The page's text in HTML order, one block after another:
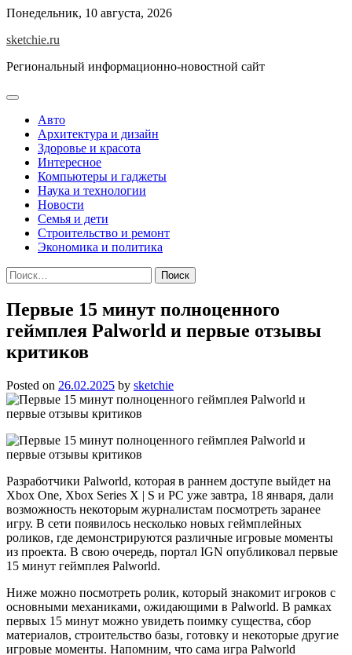
Skip
content
Понедельник, 10 августа, 2026
sketchie.ru
Региональный информационно-новостной сайт
Авто
Архитектура и дизайн
Здоровье и красота
Интересное
Компьютеры и гаджеты
Наука и технологии
Новости
Семья и дети
Строительство и ремонт
Экономика и политика
Найти:
Первые 15 минут полноценного
геймплея Palworld и первые отзывы
критиков
Posted on 26.02.2025 by sketchie
Разработчики Palworld, которая в раннем доступе выйдет на
Xbox One, Xbox Series X | S и PC уже завтра, 18 января, дали
возможность некоторым журналистам посмотреть заранее
игру. В сети появилось несколько новых геймплейных
роликов, где демонстрируются различные игровые моменты
из проекта. В свою очередь, портал IGN опубликовал первые
15 минут геймплея Palworld.
Ниже можно посмотреть ролик, который знакомит игроков с
основными механиками, ожидающими в Palworld. В рамках
первых 15 минут можно увидеть поимку существа, сбор
материалов, строительство базы, готовку и некоторые другие
игровые моменты. Напомним, что сама игра Palworld